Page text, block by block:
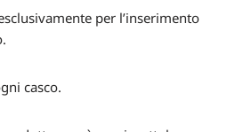
per l’inserimento
casco.